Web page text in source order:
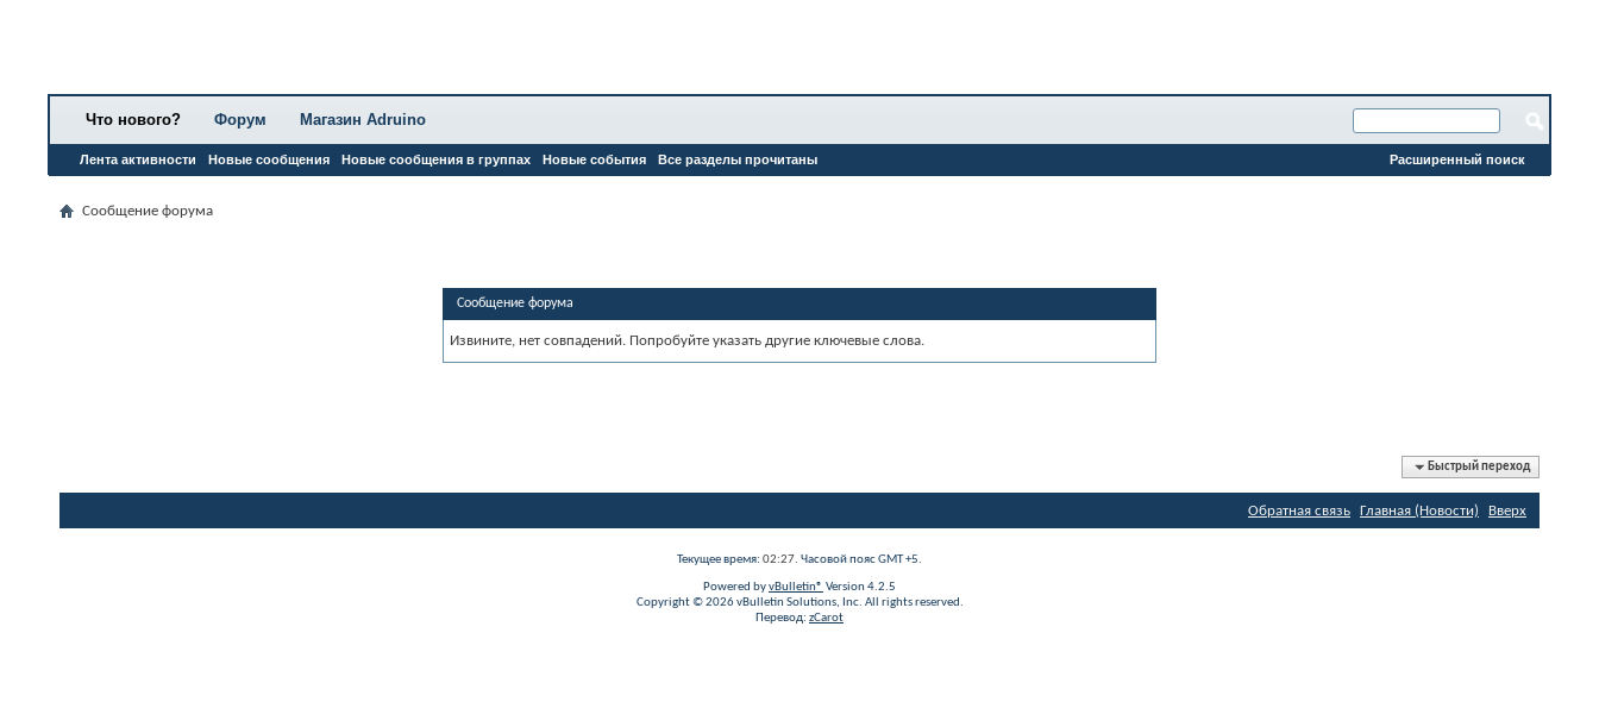
Что нового?
Лента активности Новые сообщения Новые сообщения в группах Новые события Все разделы прочитаны
Форум Магазин Adruino
Расширенный поиск
Сообщение форума
Сообщение форума
Извините, нет совпадений. Попробуйте указать другие ключевые слова.
Быстрый переход
Обратная связь Главная (Новости) Вверх
Текущее время: 02:27. Часовой пояс GMT +5.
Powered byvBulletin® Version 4.2.5
Copyright © 2026 vBulletin Solutions, Inc. All rights reserved.
Перевод: zCarot